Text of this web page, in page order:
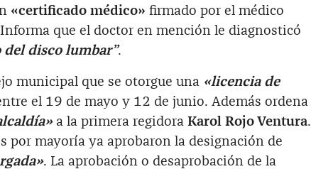
«certificado médico» firmado por el médico
que el doctor en mención le diagnosticó
disco lumbar”.
municipal que se otorgue una «licencia de
el 19 de mayo y 12 de junio. Además ordena
a la primera regidora Karol Rojo Ventura.
por mayoría ya aprobaron la designación de
. La aprobación o desaprobación de la